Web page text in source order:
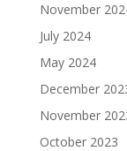
November
July 2024
May 2024
December
November
October 2023